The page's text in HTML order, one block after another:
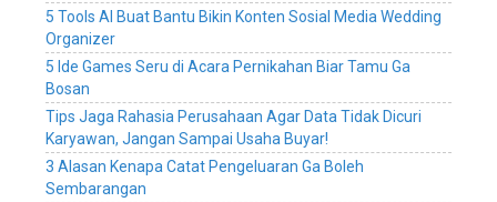
5 Tools AI Buat Bantu Bikin Konten Sosial Media Wedding
Organizer
5 Ide Games Seru di Acara Pernikahan Biar Tamu Ga
Bosan
Tips Jaga Rahasia Perusahaan Agar Data Tidak Dicuri
Karyawan, Jangan Sampai Usaha Buyar!
3 Alasan Kenapa Catat Pengeluaran Ga Boleh
Sembarangan
sistem
informasi
manajemen
perusahaan
wedding
service,
sistem
informasi
manajemen